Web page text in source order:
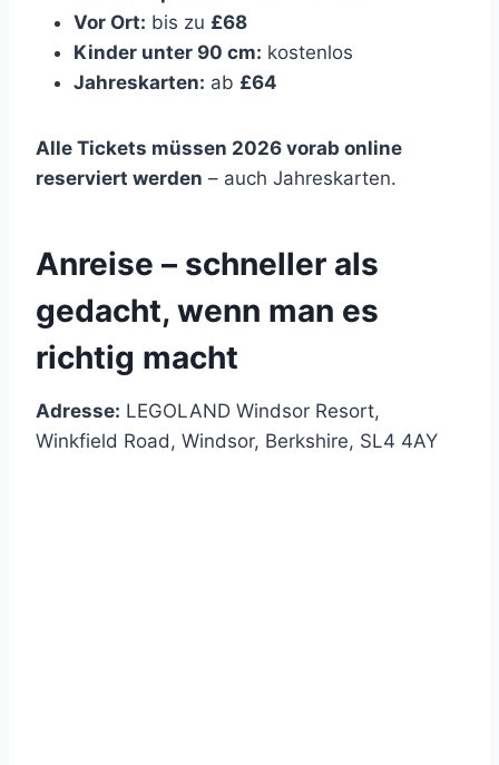
Vor Ort: bis zu £68
Kinder unter 90 cm: kostenlos
Jahreskarten: ab £64
Alle Tickets müssen 2026 vorab online
reserviert werden – auch Jahreskarten.
Anreise – schneller als
gedacht, wenn man es
richtig macht
Adresse: LEGOLAND Windsor Resort,
Winkfield Road, Windsor, Berkshire, SL4 4AY